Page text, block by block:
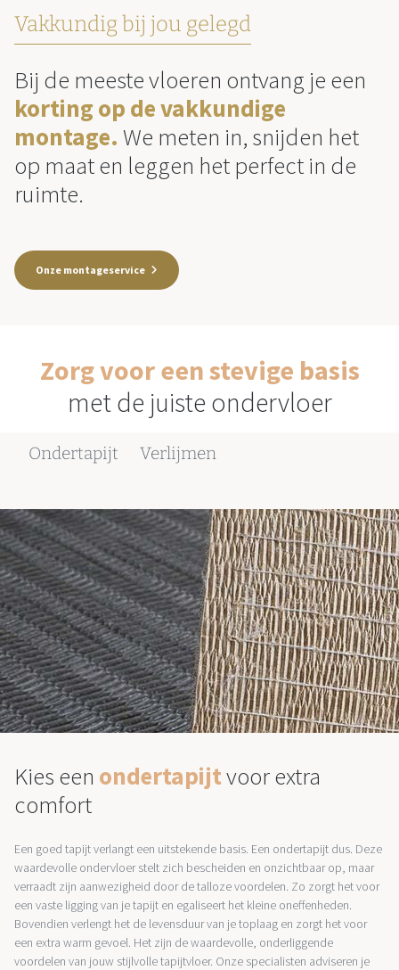
Vakkundig bij jou gelegd
Bij de meeste vloeren ontvang je een
korting op de vakkundige
montage. We meten in, snijden het
op maat en leggen het perfect in de
ruimte.
Onze montageservice
Zorg voor een stevige basis
met de juiste ondervloer
Ondertapijt Verlijmen
Kies een ondertapijtvoor extra
comfort
Een goed tapijt verlangt een uitstekende basis. Een ondertapijt dus. Deze
waardevolle ondervloer stelt zich bescheiden en onzichtbaar op, maar
verraadt zijn aanwezigheid door de talloze voordelen. Zo zorgt het voor
een vaste ligging van je tapijt en egaliseert het kleine oneffenheden.
Bovendien verlengt het de levensduur van je toplaag en zorgt het voor
een extra warm gevoel. Het zijn de waardevolle, onderliggende
voordelen van jouw stijlvolle tapijtvloer. Onze specialisten adviseren je